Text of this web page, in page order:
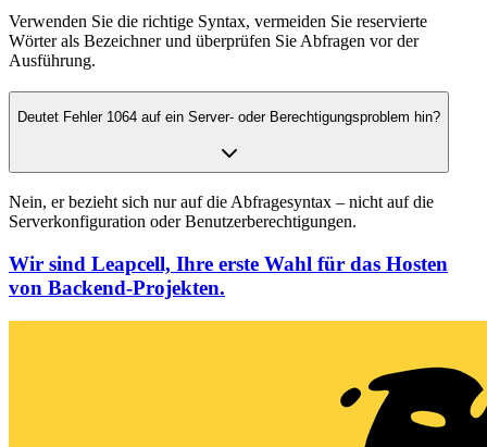
Verwenden Sie die richtige Syntax, vermeiden Sie reservierte
Wörter als Bezeichner und überprüfen Sie Abfragen vor der
Ausführung.
Deutet Fehler 1064 auf ein Server- oder Berechtigungsproblem hin?
Nein, er bezieht sich nur auf die Abfragesyntax – nicht auf die
Serverkonfiguration oder Benutzerberechtigungen.
Wir sind Leapcell, Ihre erste Wahl für das Hosten
von Backend-Projekten.